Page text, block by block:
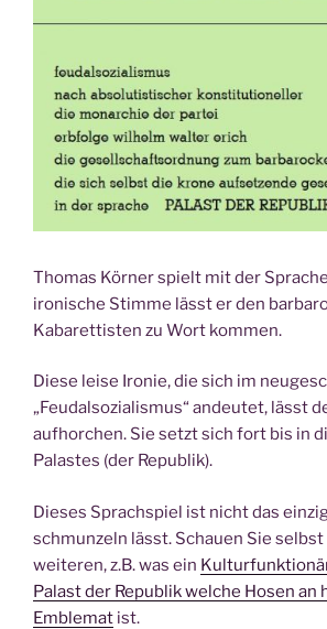
Thomas Körner spielt mit der
ironische Stimme lässt er den
Kabarettisten zu Wort kommen.
Diese leise Ironie, die sich im
„Feudalsozialismus“ andeutet, lässt
aufhorchen. Sie setzt sich fort bis in
Palastes (der Republik).
Dieses Sprachspiel ist nicht das
schmunzeln lässt. Schauen Sie selbst
weiteren, z.B. was ein
Palast der Republik welche Hosen an
Emblemat ist.